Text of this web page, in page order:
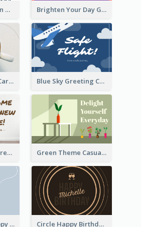
Travel Exploration Greeting Card Brighten Your Day Greeting Card
Casual Greeting Card Template Blue Sky Greeting Card
Housewarming Greeting Card Green Theme Casual Just Because Card
Grey Elegant Happy New Year Celebration Card Circle Happy Birthday Greeting Card